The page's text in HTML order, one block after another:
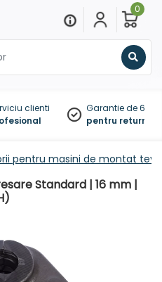
0
clienti
Garantie de 60
pentru
pentru masini de montat tevi
Standard | 16 mm |